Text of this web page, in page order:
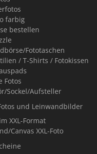
farbig
bestellen
Fototaschen
/ T-Shirts / Fotokissen
Fotos
Sockel/Aufsteller
und Leinwandbilder
XXL-Format
Canvas XXL-Foto